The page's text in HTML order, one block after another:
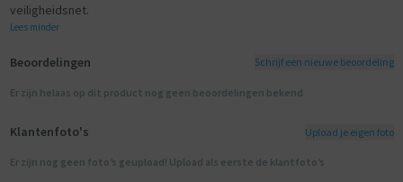
veiligheidsnet.
Lees minder
Beoordelingen Schrijf een nieuwe beoordeling
Er zijn helaas op dit product nog geen beoordelingen bekend
Klantenfoto's Upload je eigen foto
Er zijn nog geen foto’s geupload! Upload als eerste de klantfoto’s